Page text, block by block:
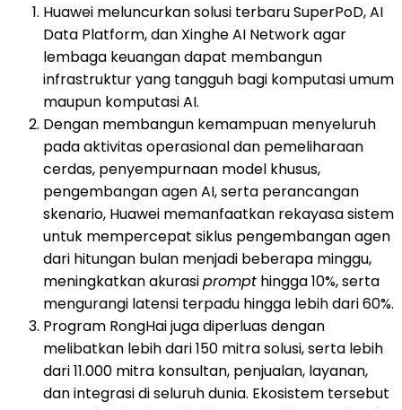
Huawei meluncurkan solusi terbaru SuperPoD, AI
Data Platform, dan Xinghe AI Network agar
lembaga keuangan dapat membangun
infrastruktur yang tangguh bagi komputasi umum
maupun komputasi AI.
Dengan membangun kemampuan menyeluruh
pada aktivitas operasional dan pemeliharaan
cerdas, penyempurnaan model khusus,
pengembangan agen AI, serta perancangan
skenario, Huawei memanfaatkan rekayasa sistem
untuk mempercepat siklus pengembangan agen
dari hitungan bulan menjadi beberapa minggu,
meningkatkan akurasiprompt hingga 10%, serta
mengurangi latensi terpadu hingga lebih dari 60%.
Program RongHai juga diperluas dengan
melibatkan lebih dari 150 mitra solusi, serta lebih
dari 11.000 mitra konsultan, penjualan, layanan,
dan integrasi di seluruh dunia. Ekosistem tersebut